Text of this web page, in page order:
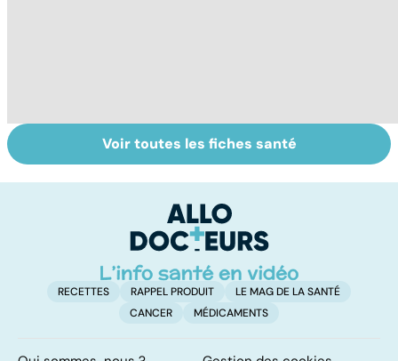
Tout savoir sur
les infections
Inflammation des
amygdales : que
d'angine ?
Voir toutes les fiches santé
RECETTES RAPPEL PRODUIT
LE MAG DE LA SANTÉ
CANCER
MÉDICAMENTS